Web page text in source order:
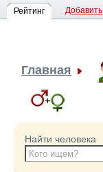
Рейтинг Добавить
Главная
Найти человека